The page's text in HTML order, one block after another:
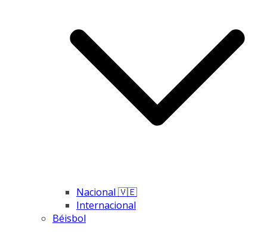
Nacional 🇻🇪
Internacional
Béisbol